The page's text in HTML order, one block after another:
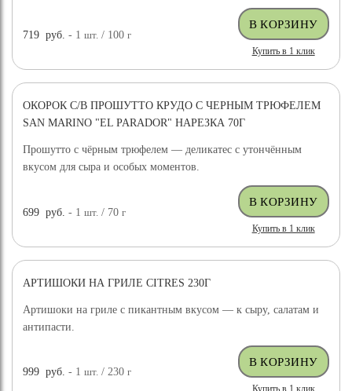
719 руб. - 1шт. / 100г
Купить в 1 клик
ОКОРОК С/В ПРОШУТТО КРУДО С ЧЕРНЫМ ТРЮФЕЛЕМ
SAN MARINO "EL PARADOR" НАРЕЗКА 70Г
Прошутто с чёрным трюфелем — деликатес с утончённым
вкусом для сыра и особых моментов.
699 руб. - 1шт. / 70г
Купить в 1 клик
АРТИШОКИ НА ГРИЛЕ CITRES 230Г
Артишоки на гриле с пикантным вкусом — к сыру, салатам и
антипасти.
999 руб. - 1шт. / 230г
Купить в 1 клик